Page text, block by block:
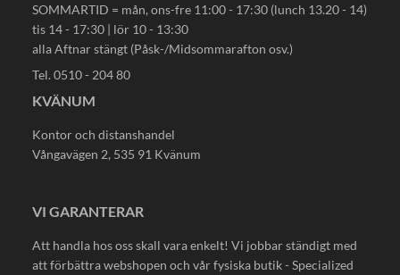
SOMMARTID = mån, ons-fre 11:00 - 17:30 (lunch 13.20 - 14)
tis 14 - 17:30 | lör 10 - 13:30
alla Aftnar stängt (Påsk-/Midsommarafton osv.)
Tel. 0510 - 204 80
KVÄNUM
Kontor och distanshandel
Vångavägen 2, 535 91 Kvänum
VI GARANTERAR
Att handla hos oss skall vara enkelt! Vi jobbar ständigt med
att förbättra webshopen och vår fysiska butik - Specialized